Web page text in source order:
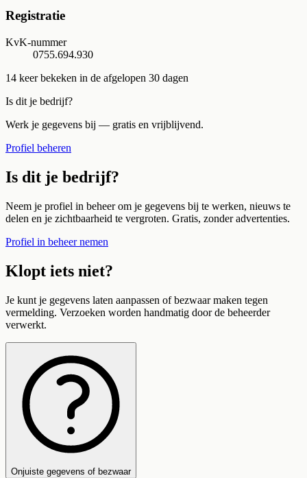
Registratie
KvK-nummer
0755.694.930
14 keer bekeken in de afgelopen 30 dagen
Is dit je bedrijf?
Werk je gegevens bij — gratis en vrijblijvend.
Profiel beheren
Is dit je bedrijf?
Neem je profiel in beheer om je gegevens bij te werken, nieuws te
delen en je zichtbaarheid te vergroten. Gratis, zonder advertenties.
Profiel in beheer nemen
Klopt iets niet?
Je kunt je gegevens laten aanpassen of bezwaar maken tegen
vermelding. Verzoeken worden handmatig door de beheerder
verwerkt.
Onjuiste gegevens of bezwaar